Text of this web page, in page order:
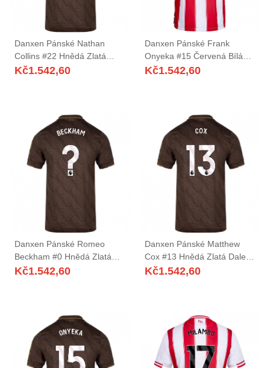
Danxen Pánské Nathan
Collins #22 Hnědá Zlatá
Daleko Hráčské Dresy
Kč1.542,60
Danxen Pánské Frank
Onyeka #15 Červená Bílá
Domů Hráčské Dresy
Kč1.542,60
Danxen Pánské Romeo
Beckham #0 Hnědá Zlatá
Daleko Hráčské Dresy
Kč1.542,60
Danxen Pánské Matthew
Cox #13 Hnědá Zlatá Daleko
Hráčské Dresy 2025/26 Dres
Kč1.542,60